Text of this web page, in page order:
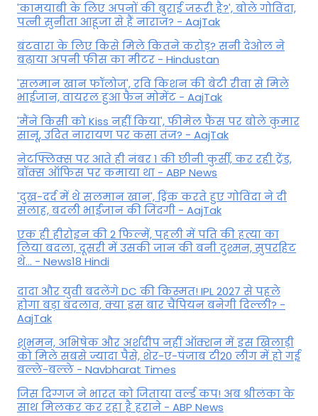
'कामयाबी के लिए अपनों की बुराई जरूरी है?', बोले गोविंदा,
पत्नी सुनीता आहूजा से हैं नाराज? - AajTak
बंटवारा के लिए किसे मिले कितने करोड़? सनी देओल ने
बढ़ाया अपनी फीस का मीटर - Hindustan
'सलमान खान फॉलोज', रवि किशन की बेटी रीवा से मिले
भाईजान, वायरल हुआ फैन मोमेंट - AajTak
'मैंने किसी को Kiss नहीं किया', फीमेल फैंस पर बोले कुमार
सानू, उदित नारायण पर कसा तंज? - AajTak
नेटफ्लिक्स पर आते ही नंबर 1 की छीनी कुर्सी, कर रही ट्रेंड,
बॉक्स ऑफिस पर कमाया था - ABP News
'दुख-दर्द में थे सलमान खान', ड्रिंक करते हुए गोविंदा ने दी
सलाह, बदली भाईजान की जिंदगी - AajTak
एक ही हीरोइन की 2 फिल्में, पहली में पति की हत्या का
लिया बदला, दूसरी में उसकी जान की बनी दुश्मन, सुपरहिट
थे... - News18 Hindi
दादा और युवी बदलेंगे DC की किस्मत! IPL 2027 से पहले
होगा बड़ा बदलाव, क्या इस बार चैंपियन बनेगी दिल्ली? -
AajTak
शुभमन, अभिषेक और अर्शदीप नहीं ऑक्शन में इस खिलाड़ी
को मिले सबसे ज्यादा पैसे, शेर-ए-पंजाब टी20 लीग में हो गई
बल्ले-बल्ले - Navbharat Times
जिस दिग्गज ने भारत को जिताया वर्ल्ड कप! अब श्रीलंका के
साथ मिलकर कर रहा है हराने - ABP News